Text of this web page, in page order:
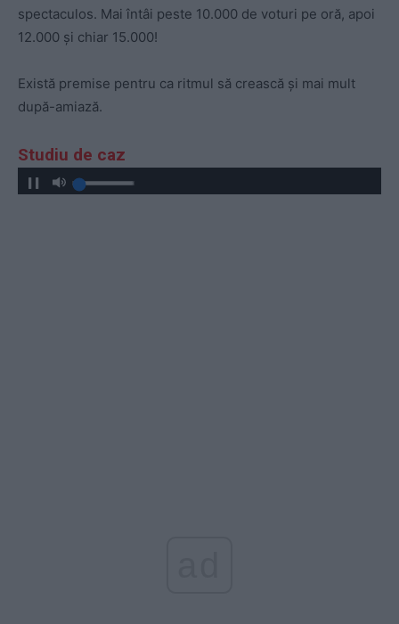
spectaculos. Mai întâi peste 10.000 de voturi pe oră, apoi
12.000 și chiar 15.000!
Există premise pentru ca ritmul să crească și mai mult
după-amiază.
Studiu de caz